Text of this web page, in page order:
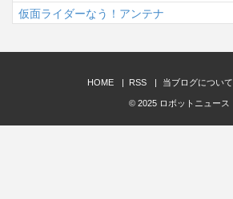
仮面ライダーなう！アンテナ
HOME RSS 当ブログについて
© 2025 ロボットニュース